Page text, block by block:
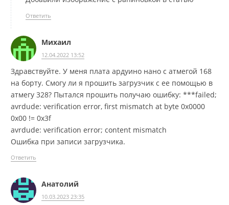
Ответить
Михаил
12.04.2022 13:52
Здравствуйте. У меня плата ардуино нано с атмегой 168
на борту. Смогу ли я прошить загрузчик с ее помощью в
атмегу 328? Пытался прошить получаю ошибку: ***failed;
avrdude: verification error, first mismatch at byte 0x0000
0x00 != 0x3f
avrdude: verification error; content mismatch
Ошибка при записи загрузчика.
Ответить
Анатолий
10.03.2023 23:35